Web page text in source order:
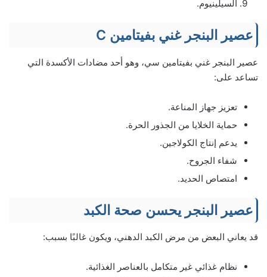
السيلينيوم.
عصير البنجر غني بفيتامين C
عصير البنجر غني بفيتامين سي، وهو أحد مضادات الأكسدة التي
تساعد على:
تعزيز جهاز المناعة.
حماية الخلايا من الجذور الحرة.
يدعم إنتاج الكولاجين.
شفاء الجروح.
امتصاص الحديد.
عصير البنجر يحسن صحة الكبد
قد يعاني البعض من مرض الكبد الدهني، ويكون غالبًا بسبب:
نظام غذائي غير متكامل بالعناصر الغذائية.